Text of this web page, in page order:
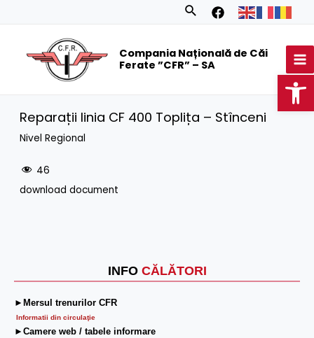
Search
Compania Națională de Căi
Ferate ”CFR” – SA
INFO CĂLĂTORI
►Mersul trenurilor CFR
Informatii din circulaţie
►Camere web / tabele informare
Reparații linia CF 400 Toplița – Stînceni
Nivel Regional
46
download document